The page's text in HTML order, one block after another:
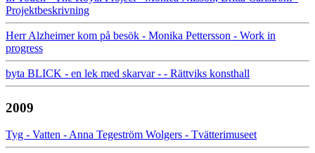
Projektbeskrivning
Herr Alzheimer kom på besök - Monika Pettersson - Work in
progress
byta BLICK - en lek med skarvar - - Rättviks konsthall
2009
Tyg - Vatten - Anna Tegeström Wolgers - Tvätterimuseet